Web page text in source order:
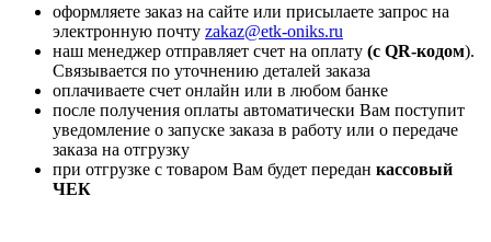
оформляете заказ на сайте или присылаете запрос на
электронную почту zakaz@etk-oniks.ru
наш менеджер отправляет счет на оплату (с QR-кодом).
Связывается по уточнению деталей заказа
оплачиваете счет онлайн или в любом банке
после получения оплаты автоматически Вам поступит
уведомление о запуске заказа в работу или о передаче
заказа на отгрузку
при отгрузке с товаром Вам будет передан кассовый
ЧЕК